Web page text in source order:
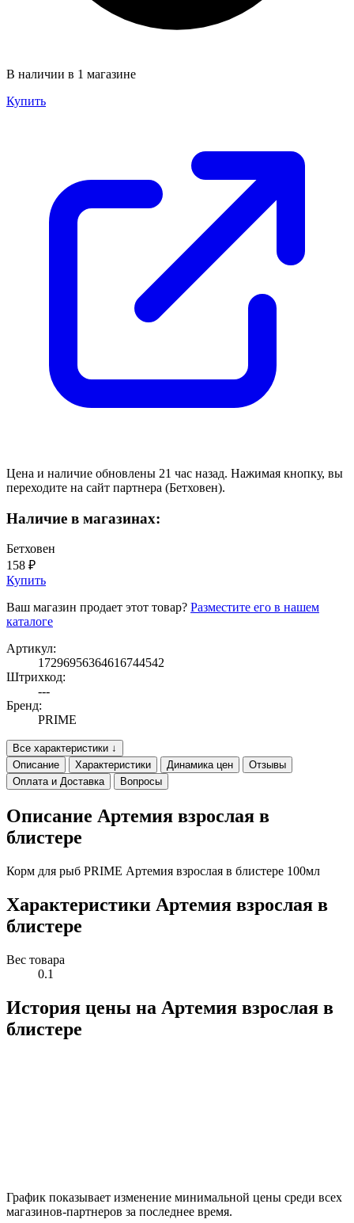
В наличии в 1 магазине
Купить
Цена и наличие обновлены 21 час назад. Нажимая кнопку, вы
переходите на сайт партнера (Бетховен).
Наличие в магазинах:
Бетховен
158 ₽
Купить
Ваш магазин продает этот товар? Разместите его в нашем
каталоге
Артикул:
17296956364616744542
Штрихкод:
---
Бренд:
PRIME
Все характеристики ↓
Описание
Характеристики Динамика цен
Отзывы
Оплата и Доставка
Вопросы
Описание Артемия взрослая в
блистере
Корм для рыб PRIME Артемия взрослая в блистере 100мл
Характеристики Артемия взрослая в
блистере
Вес товара
0.1
История цены на Артемия взрослая в
блистере
График показывает изменение минимальной цены среди всех
магазинов-партнеров за последнее время.